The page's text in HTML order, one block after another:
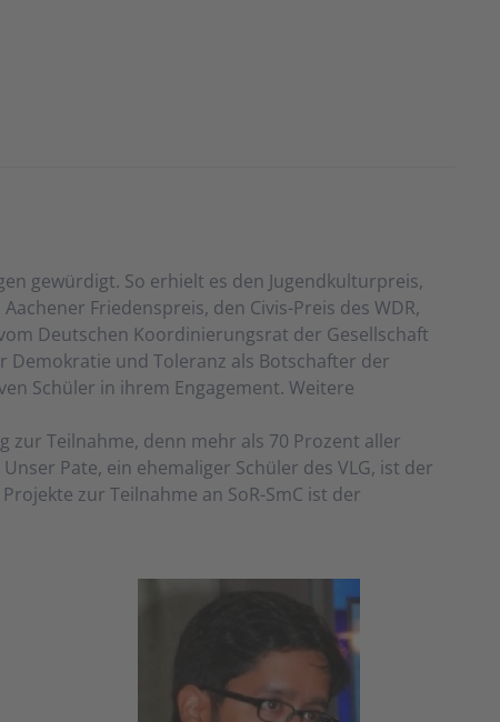
gewürdigt. So erhielt es den Jugendkulturpreis,
Friedenspreis, den Civis-Preis des WDR,
Deutschen Koordinierungsrat der Gesellschaft
Demokratie und Toleranz als Botschafter der
Schüler in ihrem Engagement. Weitere
zur Teilnahme, denn mehr als 70 Prozent aller
Pate, ein ehemaliger Schüler des VLG, ist der
zur Teilnahme an SoR-SmC ist der